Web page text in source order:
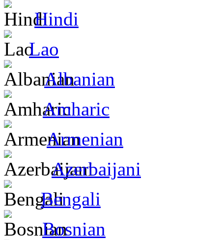
Hindi
Lao
Albanian
Amharic
Armenian
Azerbaijani
Bengali
Bosnian